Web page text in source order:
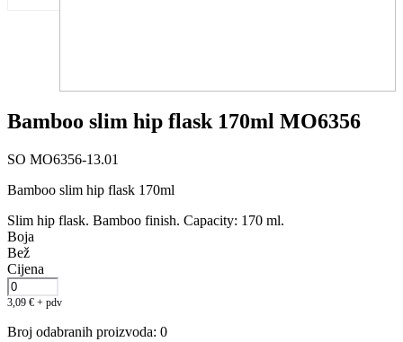
Bamboo slim hip flask 170ml MO6356
SO MO6356-13.01
Bamboo slim hip flask 170ml
Slim hip flask. Bamboo finish. Capacity: 170 ml.
Boja
Bež
Cijena
3,09 € + pdv
Broj odabranih proizvoda: 0